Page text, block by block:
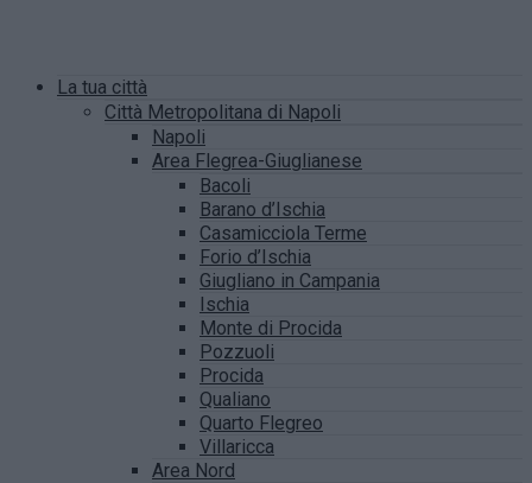
La tua città
Città Metropolitana di Napoli
Napoli
Area Flegrea-Giuglianese
Bacoli
Barano d’Ischia
Casamicciola Terme
Forio d’Ischia
Giugliano in Campania
Ischia
Monte di Procida
Pozzuoli
Procida
Qualiano
Quarto Flegreo
Villaricca
Area Nord